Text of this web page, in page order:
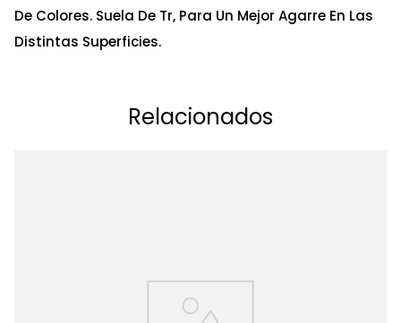
De Colores. Suela De Tr, Para Un Mejor Agarre En Las
Distintas Superficies.
Relacionados